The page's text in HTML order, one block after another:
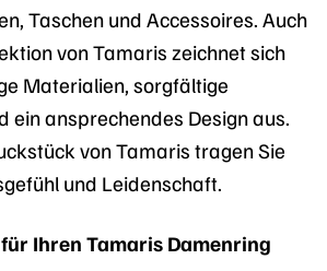
Taschen und Accessoires. Auch
von Tamaris zeichnet sich
Materialien, sorgfältige
ein ansprechendes Design aus.
von Tamaris tragen Sie
und Leidenschaft.
Ihren Tamaris Damenring